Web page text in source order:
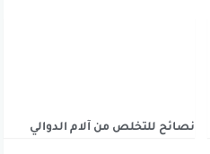
نصائح للتخلص من آلام الدوالي